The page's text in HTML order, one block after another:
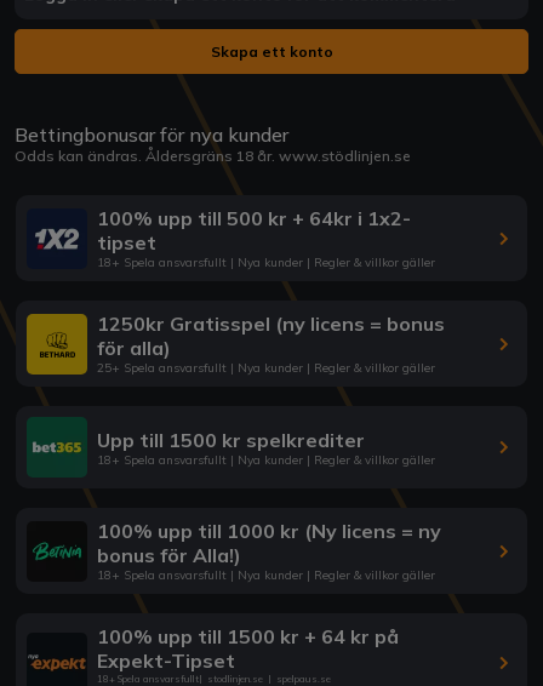
Skapa ett konto
Bettingbonusar för nya kunder
Odds kan ändras. Åldersgräns 18 år. www.stödlinjen.se
100% upp till 500 kr + 64kr i 1x2-
tipset
18+ Spela ansvarsfullt | Nya kunder | Regler & villkor gäller
1250kr Gratisspel (ny licens = bonus
för alla)
25+ Spela ansvarsfullt | Nya kunder | Regler & villkor gäller
Upp till 1500 kr spelkrediter
18+ Spela ansvarsfullt | Nya kunder | Regler & villkor gäller
100% upp till 1000 kr (Ny licens = ny
bonus för Alla!)
18+ Spela ansvarsfullt | Nya kunder | Regler & villkor gäller
100% upp till 1500 kr + 64 kr på
Expekt-Tipset
18+ Spela ansvarsfullt| stodlinjen.se | spelpaus.se